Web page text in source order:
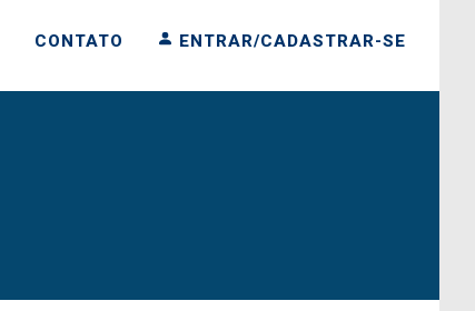
CONTATO ENTRAR/CADASTRAR-SE